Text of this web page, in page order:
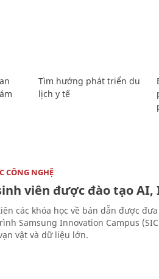
Tìm hướng phát triển du
lịch y tế
CÔNG NGHỆ
viên được đào tạo AI,
các khóa học về bán dẫn được
Samsung Innovation Campus
vật và dữ liệu lớn.